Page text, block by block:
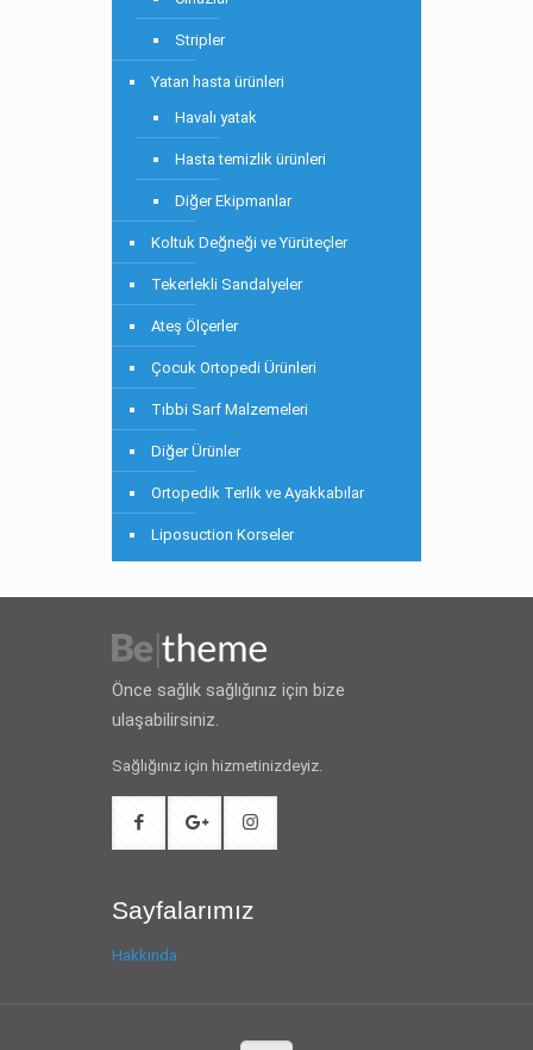
Stripler
Yatan hasta ürünleri
Havalı yatak
Hasta temizlik ürünleri
Diğer Ekipmanlar
Koltuk Değneği ve Yürüteçler
Tekerlekli Sandalyeler
Ateş Ölçerler
Çocuk Ortopedi Ürünleri
Tıbbi Sarf Malzemeleri
Diğer Ürünler
Ortopedik Terlik ve Ayakkabılar
Liposuction Korseler
Önce sağlık sağlığınız için bize
ulaşabilirsiniz.
Sağlığınız için hizmetinizdeyiz.
Sayfalarımız
Hakkında